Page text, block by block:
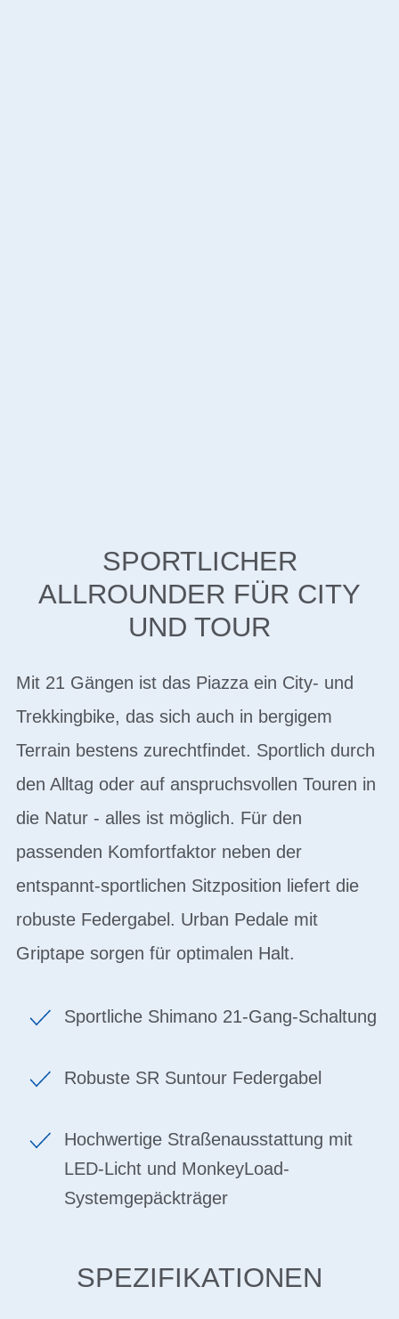
SPORTLICHER
ALLROUNDER FÜR CITY
UND TOUR
Mit 21 Gängen ist das Piazza ein City- und
Trekkingbike, das sich auch in bergigem
Terrain bestens zurechtfindet. Sportlich durch
den Alltag oder auf anspruchsvollen Touren in
die Natur - alles ist möglich. Für den
passenden Komfortfaktor neben der
entspannt-sportlichen Sitzposition liefert die
robuste Federgabel. Urban Pedale mit
Griptape sorgen für optimalen Halt.
Sportliche Shimano 21-Gang-Schaltung
Robuste SR Suntour Federgabel
Hochwertige Straßenausstattung mit
LED-Licht und MonkeyLoad-
Systemgepäckträger
SPEZIFIKATIONEN